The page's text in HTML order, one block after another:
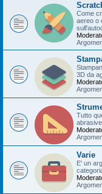
Come
aereo o
3D da
Tutto
Varie
E' un